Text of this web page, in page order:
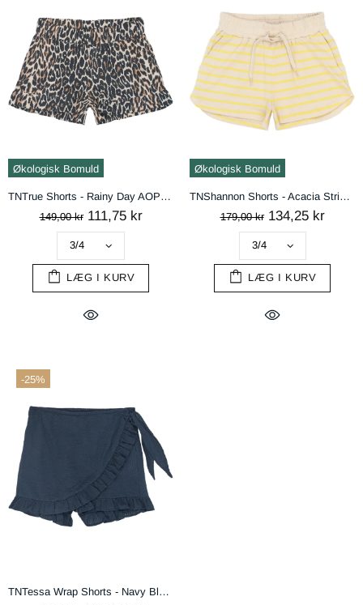
Økologisk Bomuld
TNTrue Shorts - Rainy Day AOP TN
149,00 kr 111,75 kr
LÆG I KURV
Økologisk Bomuld
TNShannon Shorts - Acacia Striped
179,00 kr 134,25 kr
LÆG I KURV
-25%
TNTessa Wrap Shorts - Navy Blazer
handelsbetingelser
ACCEPTÉR